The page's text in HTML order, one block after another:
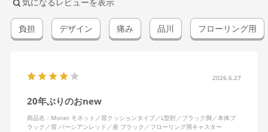
気になるレビューを表示
負担 デザイン 痛み 品川 フローリング用
2026.6.27
20年ぶりのおnew
商品名：Monet モネット／背クッションタイプ／L型肘／ブラック脚／本体ブ
ラック／背 パーシアンレッド／座 ブラック／フローリング用キャスター